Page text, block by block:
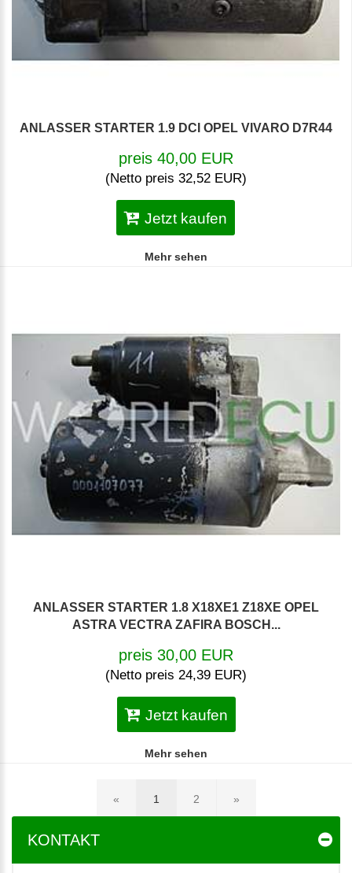
ANLASSER STARTER 1.9 DCI OPEL VIVARO D7R44
preis 40,00 EUR
(Netto preis 32,52 EUR)
Jetzt kaufen
Mehr sehen
ANLASSER STARTER 1.8 X18XE1 Z18XE OPEL
ASTRA VECTRA ZAFIRA BOSCH...
preis 30,00 EUR
(Netto preis 24,39 EUR)
Jetzt kaufen
Mehr sehen
« 1 2 »
KONTAKT